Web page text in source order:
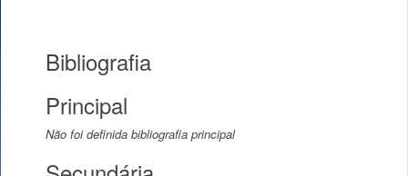
Bibliografia
Principal
Não foi definida bibliografia principal